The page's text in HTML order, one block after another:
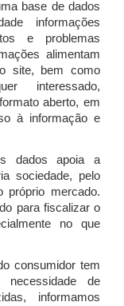
base de dados
informações
e problemas
alimentam
site, bem como
interessado,
aberto, em
à informação e
dados apoia a
sociedade, pelo
próprio mercado.
para fiscalizar o
no que
consumidor tem
de
informamos